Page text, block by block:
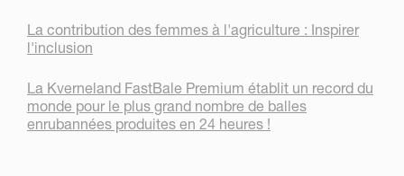
La contribution des femmes à l'agriculture : Inspirer
l'inclusion
La Kverneland FastBale Premium établit un record du
monde pour le plus grand nombre de balles
enrubannées produites en 24 heures !